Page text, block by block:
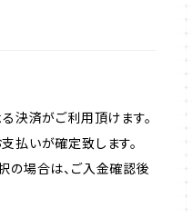
決済がご利用頂けます。
払いが確定致します。
の場合は、ご入金確認後